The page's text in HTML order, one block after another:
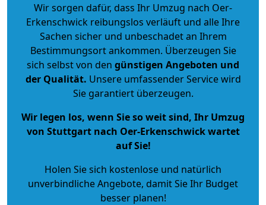
Wir sorgen dafür, dass Ihr Umzug nach Oer-
Erkenschwick reibungslos verläuft und alle Ihre
Sachen sicher und unbeschadet an Ihrem
Bestimmungsort ankommen. Überzeugen Sie
sich selbst von den günstigen Angeboten und
der Qualität. Unsere umfassender Service wird
Sie garantiert überzeugen.
Wir legen los, wenn Sie so weit sind, Ihr Umzug
von Stuttgart nach Oer-Erkenschwick wartet
auf Sie!
Holen Sie sich kostenlose und natürlich
unverbindliche Angebote, damit Sie Ihr Budget
besser planen!